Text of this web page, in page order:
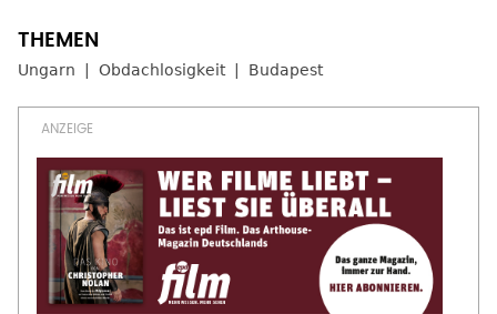
Ungarn Obdachlosigkeit Budapest